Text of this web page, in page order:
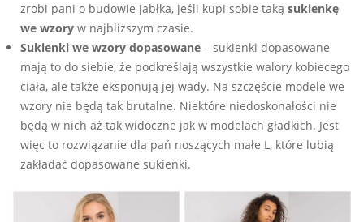
zrobi pani o budowie jabłka, jeśli kupi sobie taką sukienkę
we wzory w najbliższym czasie.
Sukienki we wzory dopasowane – sukienki dopasowane
mają to do siebie, że podkreślają wszystkie walory kobiecego
ciała, ale także eksponują jej wady. Na szczęście modele we
wzory nie będą tak brutalne. Niektóre niedoskonałości nie
będą w nich aż tak widoczne jak w modelach gładkich. Jest
więc to rozwiązanie dla pań noszących małe L, które lubią
zakładać dopasowane sukienki.